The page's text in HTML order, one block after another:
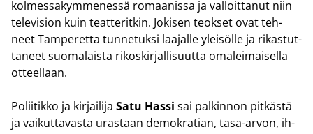
kol­mes­sa­kym­me­nes­sä ro­maa­nis­sa ja val­loit­ta­nut niin
te­le­vi­sion kuin teat­te­rit­kin. Jo­ki­sen teok­set ovat teh­
neet Tam­pe­ret­ta tun­ne­tuk­si laa­jal­le ylei­söl­le ja ri­kas­tut­
ta­neet suo­ma­lais­ta ri­kos­kir­jal­li­suut­ta oma­lei­mai­sel­la
ot­teel­laan.
Po­lii­tik­ko ja kir­jai­li­ja Satu Hassi sai pal­kin­non pit­käs­tä
ja vai­kut­ta­vas­ta uras­taan de­mo­kra­tian, tasa-​arvon, ih­